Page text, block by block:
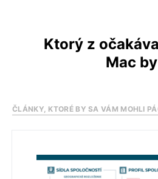
Ktorý z
Mac
ČLÁNKY, KTORÉ BY SA VÁM MOHLI